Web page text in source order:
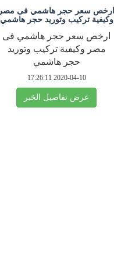
ارخص سعر حجر هاشمي فى مصر
وكيفية تركيب وتوريد حجر هاشمي
ارخص سعر حجر هاشمي فى
مصر وكيفية تركيب وتوريد
حجر هاشمي
2020-04-10 17:26:11
عرض تفاصيل الخبر